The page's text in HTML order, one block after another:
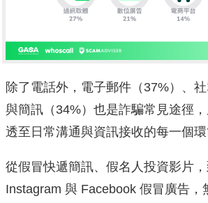
除了電話外，電子郵件（37%）、社
與簡訊（34%）也是詐騙常見途徑
透至日常溝通與資訊接收的每一個環
從假冒快遞簡訊、假名人投資影片
Instagram 與 Facebook 假冒廣告，